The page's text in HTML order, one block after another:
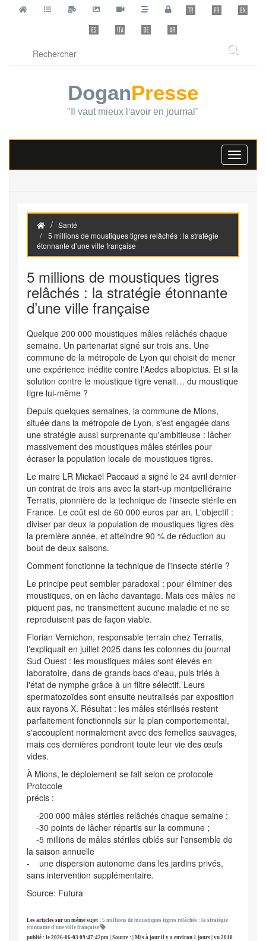
DoganPresse
"Il vaut mieux l'avoir en journal"
Toggle
Santé
5 millions de moustiques tigres relâchés : la stratégie
étonnante d’une ville française
5 millions de moustiques tigres
relâchés : la stratégie étonnante
d’une ville française
Quelque 200 000 moustiques mâles relâchés chaque
semaine. Un partenariat signé sur trois ans. Une
commune de la métropole de Lyon qui choisit de mener
une expérience inédite contre l'Aedes albopictus. Et si la
solution contre le moustique tigre venait… du moustique
tigre lui-même ?
Depuis quelques semaines, la commune de Mions,
située dans la métropole de Lyon, s'est engagée dans
une stratégie aussi surprenante qu'ambitieuse : lâcher
massivement des moustiques mâles stériles pour
écraser la population locale de moustiques tigres.
Le maire LR Mickaël Paccaud a signé le 24 avril dernier
un contrat de trois ans avec la start-up montpelliéraine
Terratis, pionnière de la technique de l'insecte stérile en
France. Le coût est de 60 000 euros par an. L'objectif :
diviser par deux la population de moustiques tigres dès
la première année, et atteindre 90 % de réduction au
bout de deux saisons.
Comment fonctionne la technique de l'insecte stérile ?
Le principe peut sembler paradoxal : pour éliminer des
moustiques, on en lâche davantage. Mais ces mâles ne
piquent pas, ne transmettent aucune maladie et ne se
reproduisent pas de façon viable.
Florian Vernichon, responsable terrain chez Terratis,
l'expliquait en juillet 2025 dans les colonnes du journal
Sud Ouest : les moustiques mâles sont élevés en
laboratoire, dans de grands bacs d'eau, puis triés à
l'état de nymphe grâce à un filtre sélectif. Leurs
spermatozoïdes sont ensuite neutralisés par exposition
aux rayons X. Résultat : les mâles stérilisés restent
parfaitement fonctionnels sur le plan comportemental,
s'accouplent normalement avec des femelles sauvages,
mais ces dernières pondront toute leur vie des œufs
vides.
À Mions, le déploiement se fait selon ce protocole
Protocole
précis :
-200 000 mâles stériles relâchés chaque semaine ;
-30 points de lâcher répartis sur la commune ;
-5 millions de mâles stériles ciblés sur l'ensemble de
la saison annuelle
- une dispersion autonome dans les jardins privés,
sans intervention supplémentaire.
Source: Futura
Les articles sur un même sujet : 5 millions de moustiques tigres relâchés : la stratégie
étonnante d’une ville française
publié : le 2026-06-03 09:47:42pm | Source : | Mis à jour il y a environ 1 jours | vu 2010